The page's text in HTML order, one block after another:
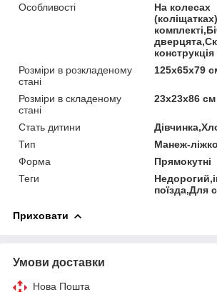
Особливості
На колесах
конструкція
Розміри в розкладеному
стані
125х65х79
Розміри в складеному
стані
23х23х86 см
Стать дитини
Тип
Манеж-ліжко
Форма
Прямокутні
Теги
поїзда,Для
Приховати
Умови доставки
Нова Пошта